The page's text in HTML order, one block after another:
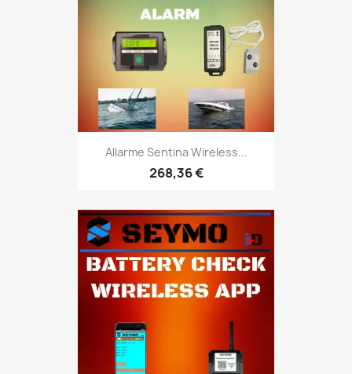
Allarme Sentina Wireless...
268,36 €